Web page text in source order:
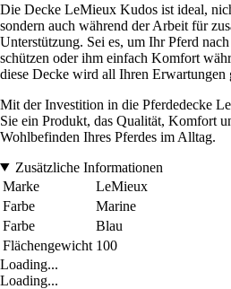
Die Decke LeMieux Kudos ist ideal,
sondern auch während der Arbeit für
Unterstützung. Sei es, um Ihr Pferd
schützen oder ihm einfach Komfort
diese Decke wird all Ihren Erwartungen
Mit der Investition in die Pferdedecke
Sie ein Produkt, das Qualität, Komfort
Wohlbefinden Ihres Pferdes im Alltag.
Zusätzliche Informationen
Marke
LeMieux
Farbe
Marine
Farbe
Blau
Flächengewicht 100
Loading...
Loading...